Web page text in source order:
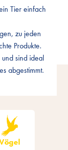
Tier einfach
zu jeden
Produkte.
sind ideal
abgestimmt.
Tier einfach
zu jeden
Produkte.
sind ideal
abgestimmt.